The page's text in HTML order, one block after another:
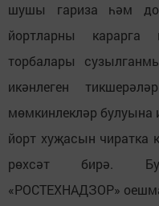
шушы гариза һәм
йортларны
торбалары
икәнлеген
мөмкинлекләр
йорт хуҗасын чиратка
рөхсәт бирә.
«РОСТЕХНАДЗОР»